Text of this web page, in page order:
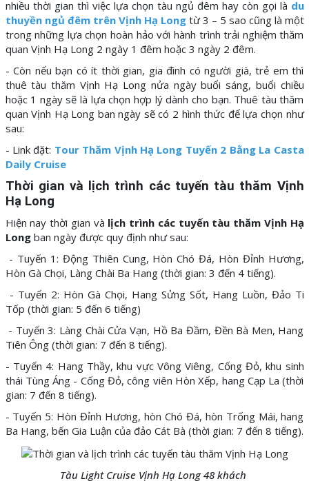
nhiều thời gian thì việc lựa chọn tàu ngủ đêm hay còn gọi là du
thuyền ngủ đêm trên Vịnh Hạ Longtừ 3 – 5 sao cũng là một
trong những lựa chọn hoàn hảo với hành trình trải nghiệm thăm
quan Vịnh Hạ Long 2 ngày 1 đêm hoặc 3 ngày 2 đêm.
- Còn nếu bạn có ít thời gian, gia đình có người già, trẻ em thì
thuê tàu thăm Vịnh Hạ Long nửa ngày buổi sáng, buổi chiều
hoặc 1 ngày sẽ là lựa chọn hợp lý dành cho bạn. Thuê tàu thăm
quan Vịnh Hạ Long ban ngày sẽ có 2 hình thức để lựa chọn như
sau:
- Link đặt: Tour Thăm Vịnh Hạ Long Tuyến 2 Bằng La Casta
Daily Cruise
Thời gian và lịch trình các tuyến tàu thăm Vịnh
Hạ Long
Hiện nay thời gian và lịch trình các tuyến tàu thăm Vịnh Hạ
Longban ngày được quy định như sau:
- Tuyến 1: Động Thiên Cung, Hòn Chó Đá, Hòn Đỉnh Hương,
Hòn Gà Chọi, Làng Chài Ba Hang (thời gian: 3 đến 4 tiếng).
- Tuyến 2: Hòn Gà Chọi, Hang Sửng Sốt, Hang Luồn, Đảo Ti
Tốp (thời gian: 5 đến 6 tiếng)
- Tuyến 3: Làng Chài Cửa Vạn, Hồ Ba Đầm, Đền Bà Men, Hang
Tiên Ông (thời gian: 7 đến 8 tiếng).
- Tuyến 4: Hang Thầy, khu vực Vông Viêng, Cống Đỏ, khu sinh
thái Tùng Áng - Cống Đỏ, công viên Hòn Xếp, hang Cạp La (thời
gian: 7 đến 8 tiếng).
- Tuyến 5: Hòn Đỉnh Hương, hòn Chó Đá, hòn Trống Mái, hang
Ba Hang, bến Gia Luận của đảo Cát Bà (thời gian: 7 đến 8 tiếng).
Tàu Light Cruise Vịnh Hạ Long 48 khách